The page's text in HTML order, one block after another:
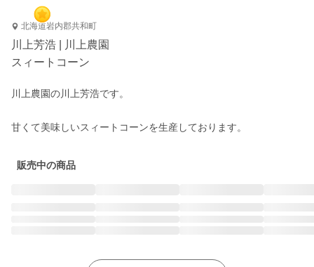
北海道岩内郡共和町
川上芳浩 | 川上農園
スィートコーン
川上農園の川上芳浩です。
販売中の商品